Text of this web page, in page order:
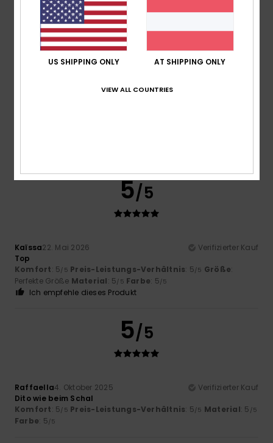
Preis-Leistungs-Verhältnis
Größe
Material
5/5
Kaïssa22. Mai 2026
Verifizierter Kauf
Top
Komfort: 5/5 Preis-Leistungs-Verhältnis: 5/5 Größe:
Perfekte Größe Material: 5/5 Farbe: 5/5
Ich empfehle dieses Produkt
5/5
Raffaella4. Oktober 2025
Verifizierter Kauf
Dito wie beim Schal
Komfort: 5/5 Preis-Leistungs-Verhältnis: 5/5 Material: 5 /5
Farbe: 5/5
US SHIPPING ONLY AT SHIPPING ONLY
VIEW ALL COUNTRIES